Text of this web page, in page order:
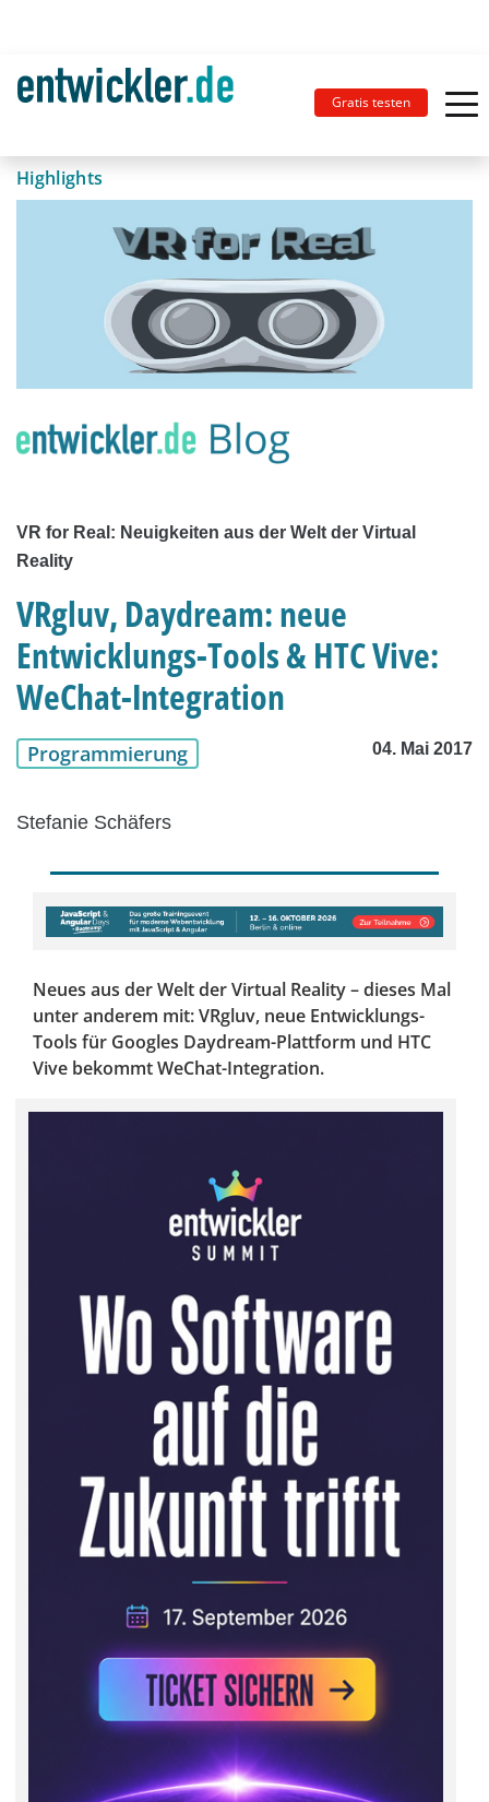
Gratis testen
Highlights
VR for Real: Neuigkeiten aus der Welt der Virtual
Reality
VRgluv, Daydream: neue
Entwicklungs-Tools & HTC Vive:
WeChat-Integration
Programmierung 04. Mai 2017
Stefanie Schäfers
Neues aus der Welt der Virtual Reality – dieses Mal
unter anderem mit: VRgluv, neue Entwicklungs-
Tools für Googles Daydream-Plattform und HTC
Vive bekommt WeChat-Integration.